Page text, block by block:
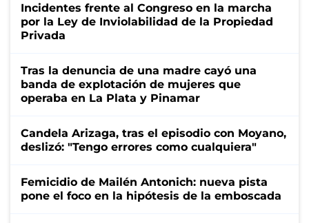
Incidentes frente al Congreso en la marcha
por la Ley de Inviolabilidad de la Propiedad
Privada
Tras la denuncia de una madre cayó una
banda de explotación de mujeres que
operaba en La Plata y Pinamar
Candela Arizaga, tras el episodio con Moyano,
deslizó: "Tengo errores como cualquiera"
Femicidio de Mailén Antonich: nueva pista
pone el foco en la hipótesis de la emboscada